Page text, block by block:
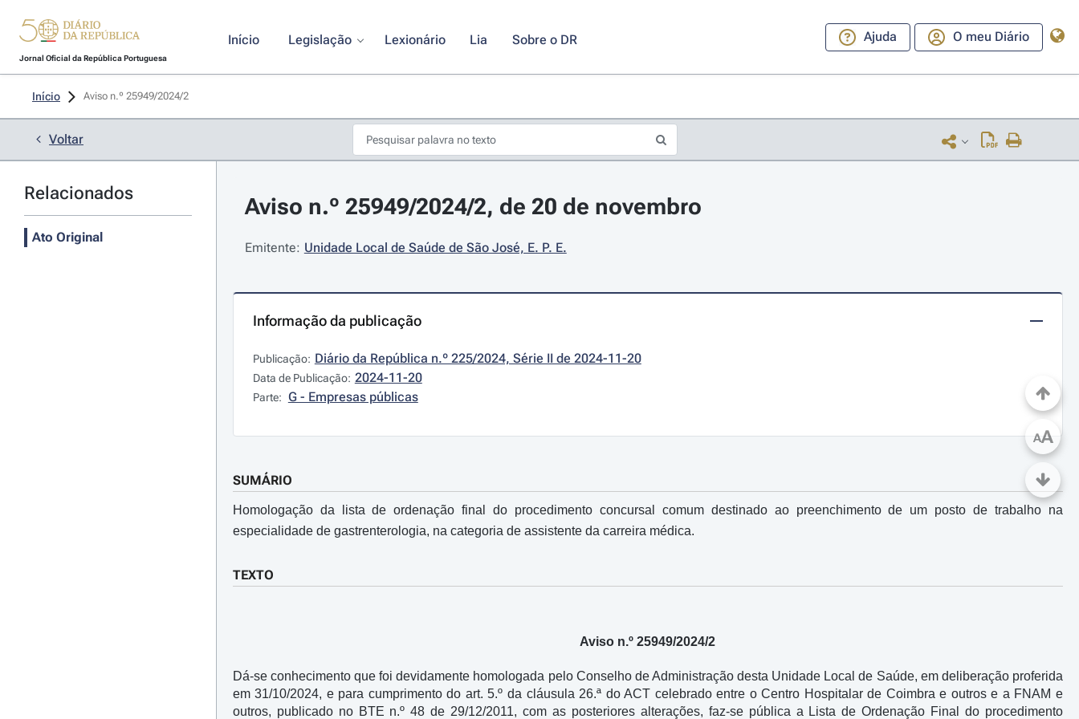
Jornal Oficial da República Portuguesa
Início Legislação Lexionário Lia Sobre o DR Ajuda O meu Diário
Início Aviso n.º 25949/2024/2
Voltar
Relacionados
Ato Original
Aviso n.º 25949/2024/2, de 20 de novembro
Emitente: Unidade Local de Saúde de São José, E. P. E.
Informação da publicação
Publicação: Diário da República n.º 225/2024, Série II de 2024-11-20
Data de Publicação: 2024-11-20
Parte: G - Empresas públicas
SUMÁRIO
Homologação da lista de ordenação final do procedimento concursal comum destinado ao preenchimento de um posto de trabalho na
especialidade de gastrenterologia, na categoria de assistente da carreira médica.
TEXTO
Aviso n.º 25949/2024/2
Dá-se conhecimento que foi devidamente homologada pelo Conselho de Administração desta Unidade Local de Saúde, em deliberação proferida
em 31/10/2024, e para cumprimento do art. 5.º da cláusula 26.ª do ACT celebrado entre o Centro Hospitalar de Coimbra e outros e a FNAM e
outros, publicado no BTE n.º 48 de 29/12/2011, com as posteriores alterações, faz-se pública a Lista de Ordenação Final do procedimento
AA